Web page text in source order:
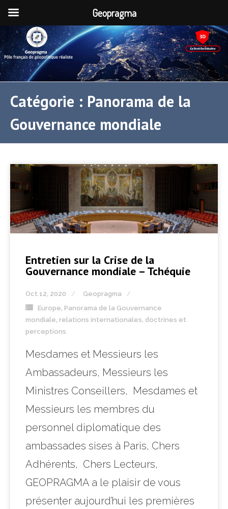
Catégorie : Panorama de la
Gouvernance mondiale
Entretien sur la Crise de la
Gouvernance mondiale – Tchéquie
Oct 12, 2020
Geopragma
Europe Panorama de la Gouvernance
mondiale relations internationales, doctrines et
perceptions
Mesdames et Messieurs les
Ambassadeurs, Messieurs les
Ministres Conseillers, Mesdames et
Messieurs les membres du
personnel diplomatique des
ambassades sises à Paris, Chers
Adhérents, Chers Lecteurs,
GEOPRAGMA a le plaisir de vous
présenter aujourd’hui les premières
Geopragma